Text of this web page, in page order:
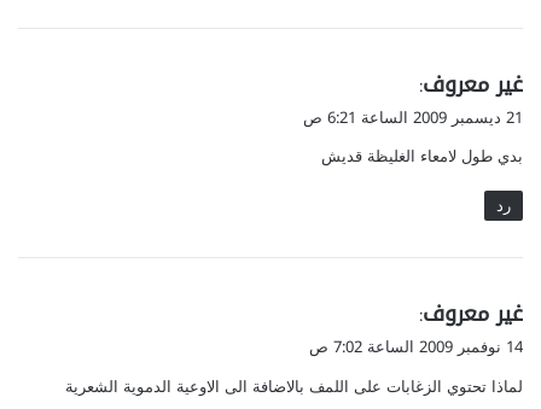
ي
ق
ل
غير معروف:
21 ديسمبر 2009 الساعة 6:21 ص
بدي طول لامعاء الغليظة قديش
رد
ي
ق
ل
غير معروف:
14 نوفمبر 2009 الساعة 7:02 ص
لماذا تحتوي الزغابات على اللمف بالاضافة الى الاوعية الدموية الشعرية